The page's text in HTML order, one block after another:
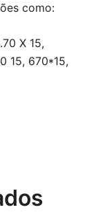
como:
X 15,
15, 670*15,